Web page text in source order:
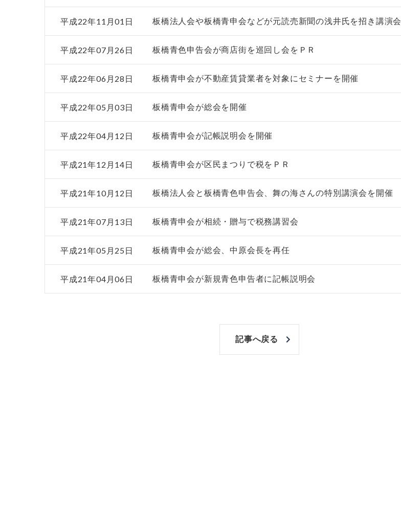
平成22年11月01日 板橋法人会や板橋青申会などが元読売新聞の浅井氏を招き講演会
平成22年07月26日 板橋青色申告会が商店街を巡回し会をＰＲ
平成22年06月28日 板橋青申会が不動産賃貸業者を対象にセミナーを開催
平成22年05月03日 板橋青申会が総会を開催
平成22年04月12日 板橋青申会が記帳説明会を開催
平成21年12月14日 板橋青申会が区民まつりで税をＰＲ
平成21年10月12日 板橋法人会と板橋青色申告会、舞の海さんの特別講演会を開催
平成21年07月13日 板橋青申会が相続・贈与で税務講習会
平成21年05月25日 板橋青申会が総会、中原会長を再任
平成21年04月06日 板橋青申会が新規青色申告者に記帳説明会
記事へ戻る